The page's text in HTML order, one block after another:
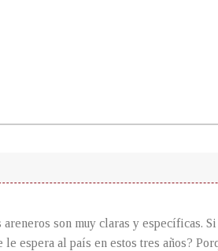
areneros son muy claras y específicas.
le espera al país en estos tres años?